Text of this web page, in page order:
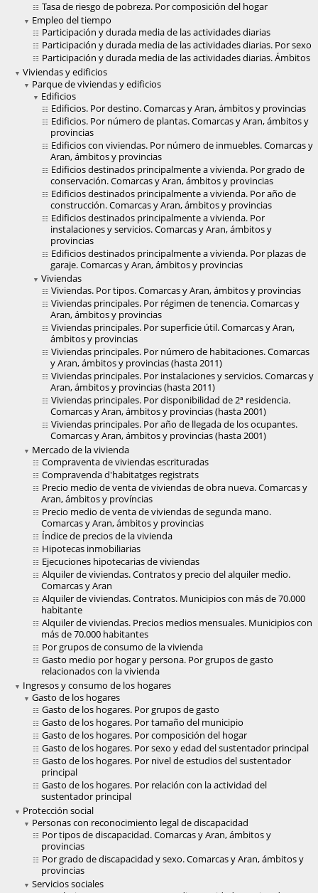
Tasa de riesgo de pobreza. Por composición del hogar
Empleo del tiempo
Participación y durada media de las actividades diarias
Participación y durada media de las actividades diarias. Por sexo
Participación y durada media de las actividades diarias. Ámbitos
Viviendas y edificios
Parque de viviendas y edificios
Edificios
Edificios. Por destino. Comarcas y Aran, ámbitos y provincias
Edificios. Por número de plantas. Comarcas y Aran, ámbitos y
provincias
Edificios con viviendas. Por número de inmuebles. Comarcas y
Aran, ámbitos y provincias
Edificios destinados principalmente a vivienda. Por grado de
conservación. Comarcas y Aran, ámbitos y provincias
Edificios destinados principalmente a vivienda. Por año de
construcción. Comarcas y Aran, ámbitos y provincias
Edificios destinados principalmente a vivienda. Por
instalaciones y servicios. Comarcas y Aran, ámbitos y
provincias
Edificios destinados principalmente a vivienda. Por plazas de
garaje. Comarcas y Aran, ámbitos y provincias
Viviendas
Viviendas. Por tipos. Comarcas y Aran, ámbitos y provincias
Viviendas principales. Por régimen de tenencia. Comarcas y
Aran, ámbitos y provincias
Viviendas principales. Por superficie útil. Comarcas y Aran,
ámbitos y provincias
Viviendas principales. Por número de habitaciones. Comarcas
y Aran, ámbitos y provincias (hasta 2011)
Viviendas principales. Por instalaciones y servicios. Comarcas y
Aran, ámbitos y provincias (hasta 2011)
Viviendas principales. Por disponibilidad de 2ª residencia.
Comarcas y Aran, ámbitos y provincias (hasta 2001)
Viviendas principales. Por año de llegada de los ocupantes.
Comarcas y Aran, ámbitos y provincias (hasta 2001)
Mercado de la vivienda
Compraventa de viviendas escrituradas
Compravenda d'habitatges registrats
Precio medio de venta de viviendas de obra nueva. Comarcas y
Aran, ámbitos y províncias
Precio medio de venta de viviendas de segunda mano.
Comarcas y Aran, ámbitos y provincias
Índice de precios de la vivienda
Hipotecas inmobiliarias
Ejecuciones hipotecarias de viviendas
Alquiler de viviendas. Contratos y precio del alquiler medio.
Comarcas y Aran
Alquiler de viviendas. Contratos. Municipios con más de 70.000
habitante
Alquiler de viviendas. Precios medios mensuales. Municipios con
más de 70.000 habitantes
Por grupos de consumo de la vivienda
Gasto medio por hogar y persona. Por grupos de gasto
relacionados con la vivienda
Ingresos y consumo de los hogares
Gasto de los hogares
Gasto de los hogares. Por grupos de gasto
Gasto de los hogares. Por tamaño del municipio
Gasto de los hogares. Por composición del hogar
Gasto de los hogares. Por sexo y edad del sustentador principal
Gasto de los hogares. Por nivel de estudios del sustentador
principal
Gasto de los hogares. Por relación con la actividad del
sustentador principal
Protección social
Personas con reconocimiento legal de discapacidad
Por tipos de discapacidad. Comarcas y Aran, ámbitos y
provincias
Por grado de discapacidad y sexo. Comarcas y Aran, ámbitos y
provincias
Servicios sociales